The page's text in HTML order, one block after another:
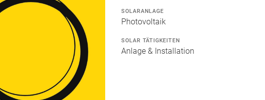
SOLARANLAGE
Photovoltaik
SOLAR TÄTIGKEITEN
Anlage & Installation